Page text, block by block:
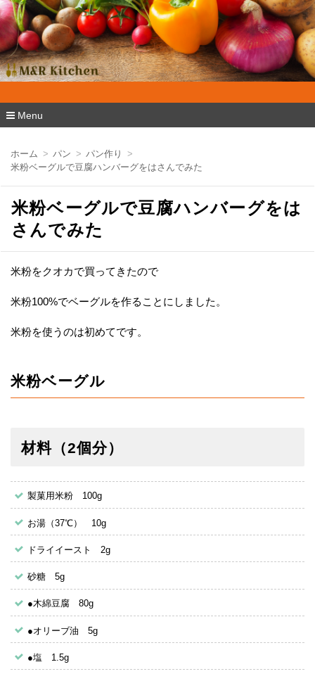
M&R Kitchen
Menu
ツ
ホーム パン
パン作り
米粉ベーグルで豆腐ハンバーグをはさんでみた
米粉ベーグルで豆腐ハンバーグをは
さんでみた
米粉をクオカで買ってきたので
米粉100%でベーグルを作ることにしました。
米粉を使うのは初めてです。
米粉ベーグル
材料（2個分）
製菓用米粉 100g
お湯（37℃） 10g
ドライイースト 2g
砂糖 5g
●木綿豆腐 80g
●オリーブ油 5g
●塩 1.5g